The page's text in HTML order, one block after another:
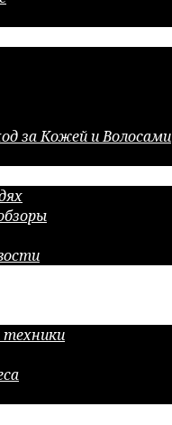
за Кожей и Волосами